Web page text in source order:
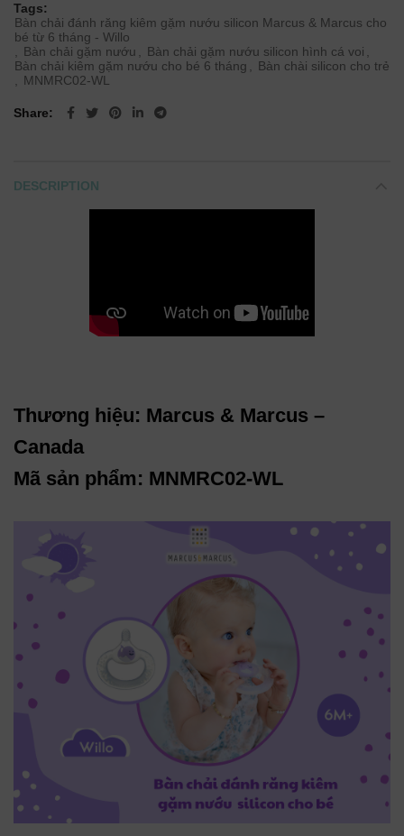
Tags:
Bàn chải đánh răng kiêm gặm nướu silicon Marcus & Marcus cho
bé từ 6 tháng - Willo
, Bàn chải gặm nướu , Bàn chải gặm nướu silicon hình cá voi ,
Bàn chải kiêm gặm nướu cho bé 6 tháng , Bàn chài silicon cho trẻ
, MNMRC02-WL
Share
DESCRIPTION
Thương hiệu: Marcus & Marcus –
Canada
Mã sản phẩm: MNMRC02-WL